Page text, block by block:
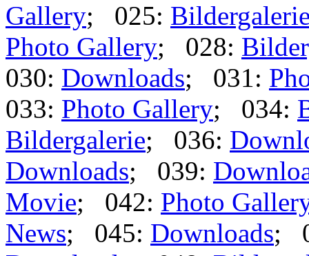
Gallery; 025:
Photo Gallery; 028:
030: Downloads; 031:
033: Photo Gallery; 034:
Bildergalerie; 036:
Downloads; 039:
Movie; 042: Photo
News; 045: Downloads;